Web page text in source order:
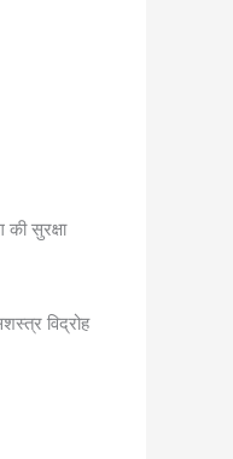
सुरक्षा
विद्रोह